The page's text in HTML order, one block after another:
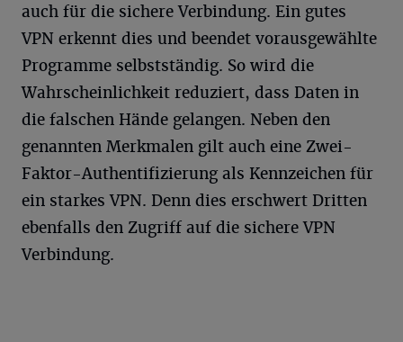
auch für die sichere Verbindung. Ein gutes
VPN erkennt dies und beendet vorausgewählte
Programme selbstständig. So wird die
Wahrscheinlichkeit reduziert, dass Daten in
die falschen Hände gelangen. Neben den
genannten Merkmalen gilt auch eine Zwei-
Faktor-Authentifizierung als Kennzeichen für
ein starkes VPN. Denn dies erschwert Dritten
ebenfalls den Zugriff auf die sichere VPN
Verbindung.